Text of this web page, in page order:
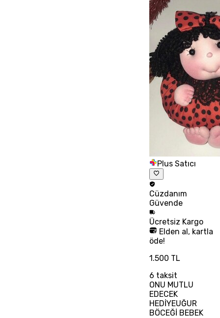
Plus Satıcı
Cüzdanım
Güvende
Ücretsiz Kargo
Elden al, kartla
öde!
1.500 TL
6 taksit
ONU MUTLU
EDECEK
HEDİYEUĞUR
BÖCEĞİ BEBEK